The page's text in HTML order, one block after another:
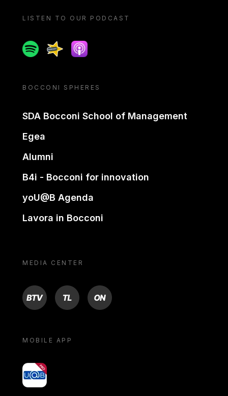
LISTEN TO OUR PODCAST
SpotifySpreakerApple podcast
BOCCONI SPHERES
SDA Bocconi School of Management
Egea
Alumni
B4i - Bocconi for innovation
yoU@B Agenda
Lavora in Bocconi
MEDIA CENTER
BTV TL ON
MOBILE APP
yoU@B